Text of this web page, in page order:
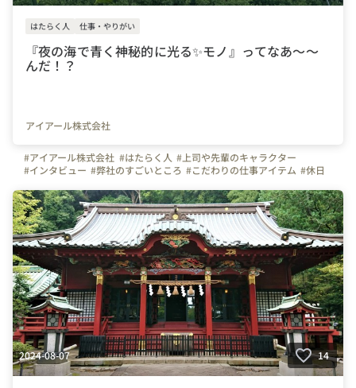
はたらく人 仕事・やりがい
『夜の海で青く神秘的に光る✨モノ』ってなあ～～
んだ！？
アイアール株式会社
#アイアール株式会社 #はたらく人 #上司や先輩のキャラクター
#インタビュー #弊社のすごいところ #こだわりの仕事アイテム #休日
#東京都 #千葉県 #神奈川県 #アクアライン #東京湾 #橋 #橋梁
#トンネル #カッコイイ仕事 #夢をかなえる #大規模工事 #世界最大級
#海洋土木 #海ほたる #パーキングエリア #パワースポット
#未経験OK #愛ある会社 #夢をつくる #ロマン
2024-08-07 14